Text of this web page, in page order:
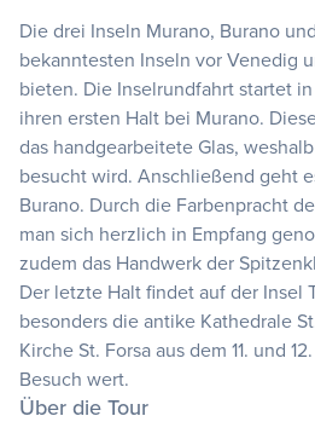
Die drei Inseln Murano, Burano
bekanntesten Inseln vor Venedig
bieten. Die Inselrundfahrt startet
ihren ersten Halt bei Murano.
das handgearbeitete Glas,
besucht wird. Anschließend geht
Burano. Durch die Farbenpracht
man sich herzlich in Empfang
zudem das Handwerk der
Der letzte Halt findet auf der Insel
besonders die antike Kathedrale
Kirche St. Forsa aus dem 11. und
Besuch wert.
Über die Tour